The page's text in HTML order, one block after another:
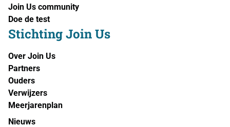
Join Us community
Doe de test
Stichting Join Us
Over Join Us
Partners
Ouders
Verwijzers
Meerjarenplan
Nieuws